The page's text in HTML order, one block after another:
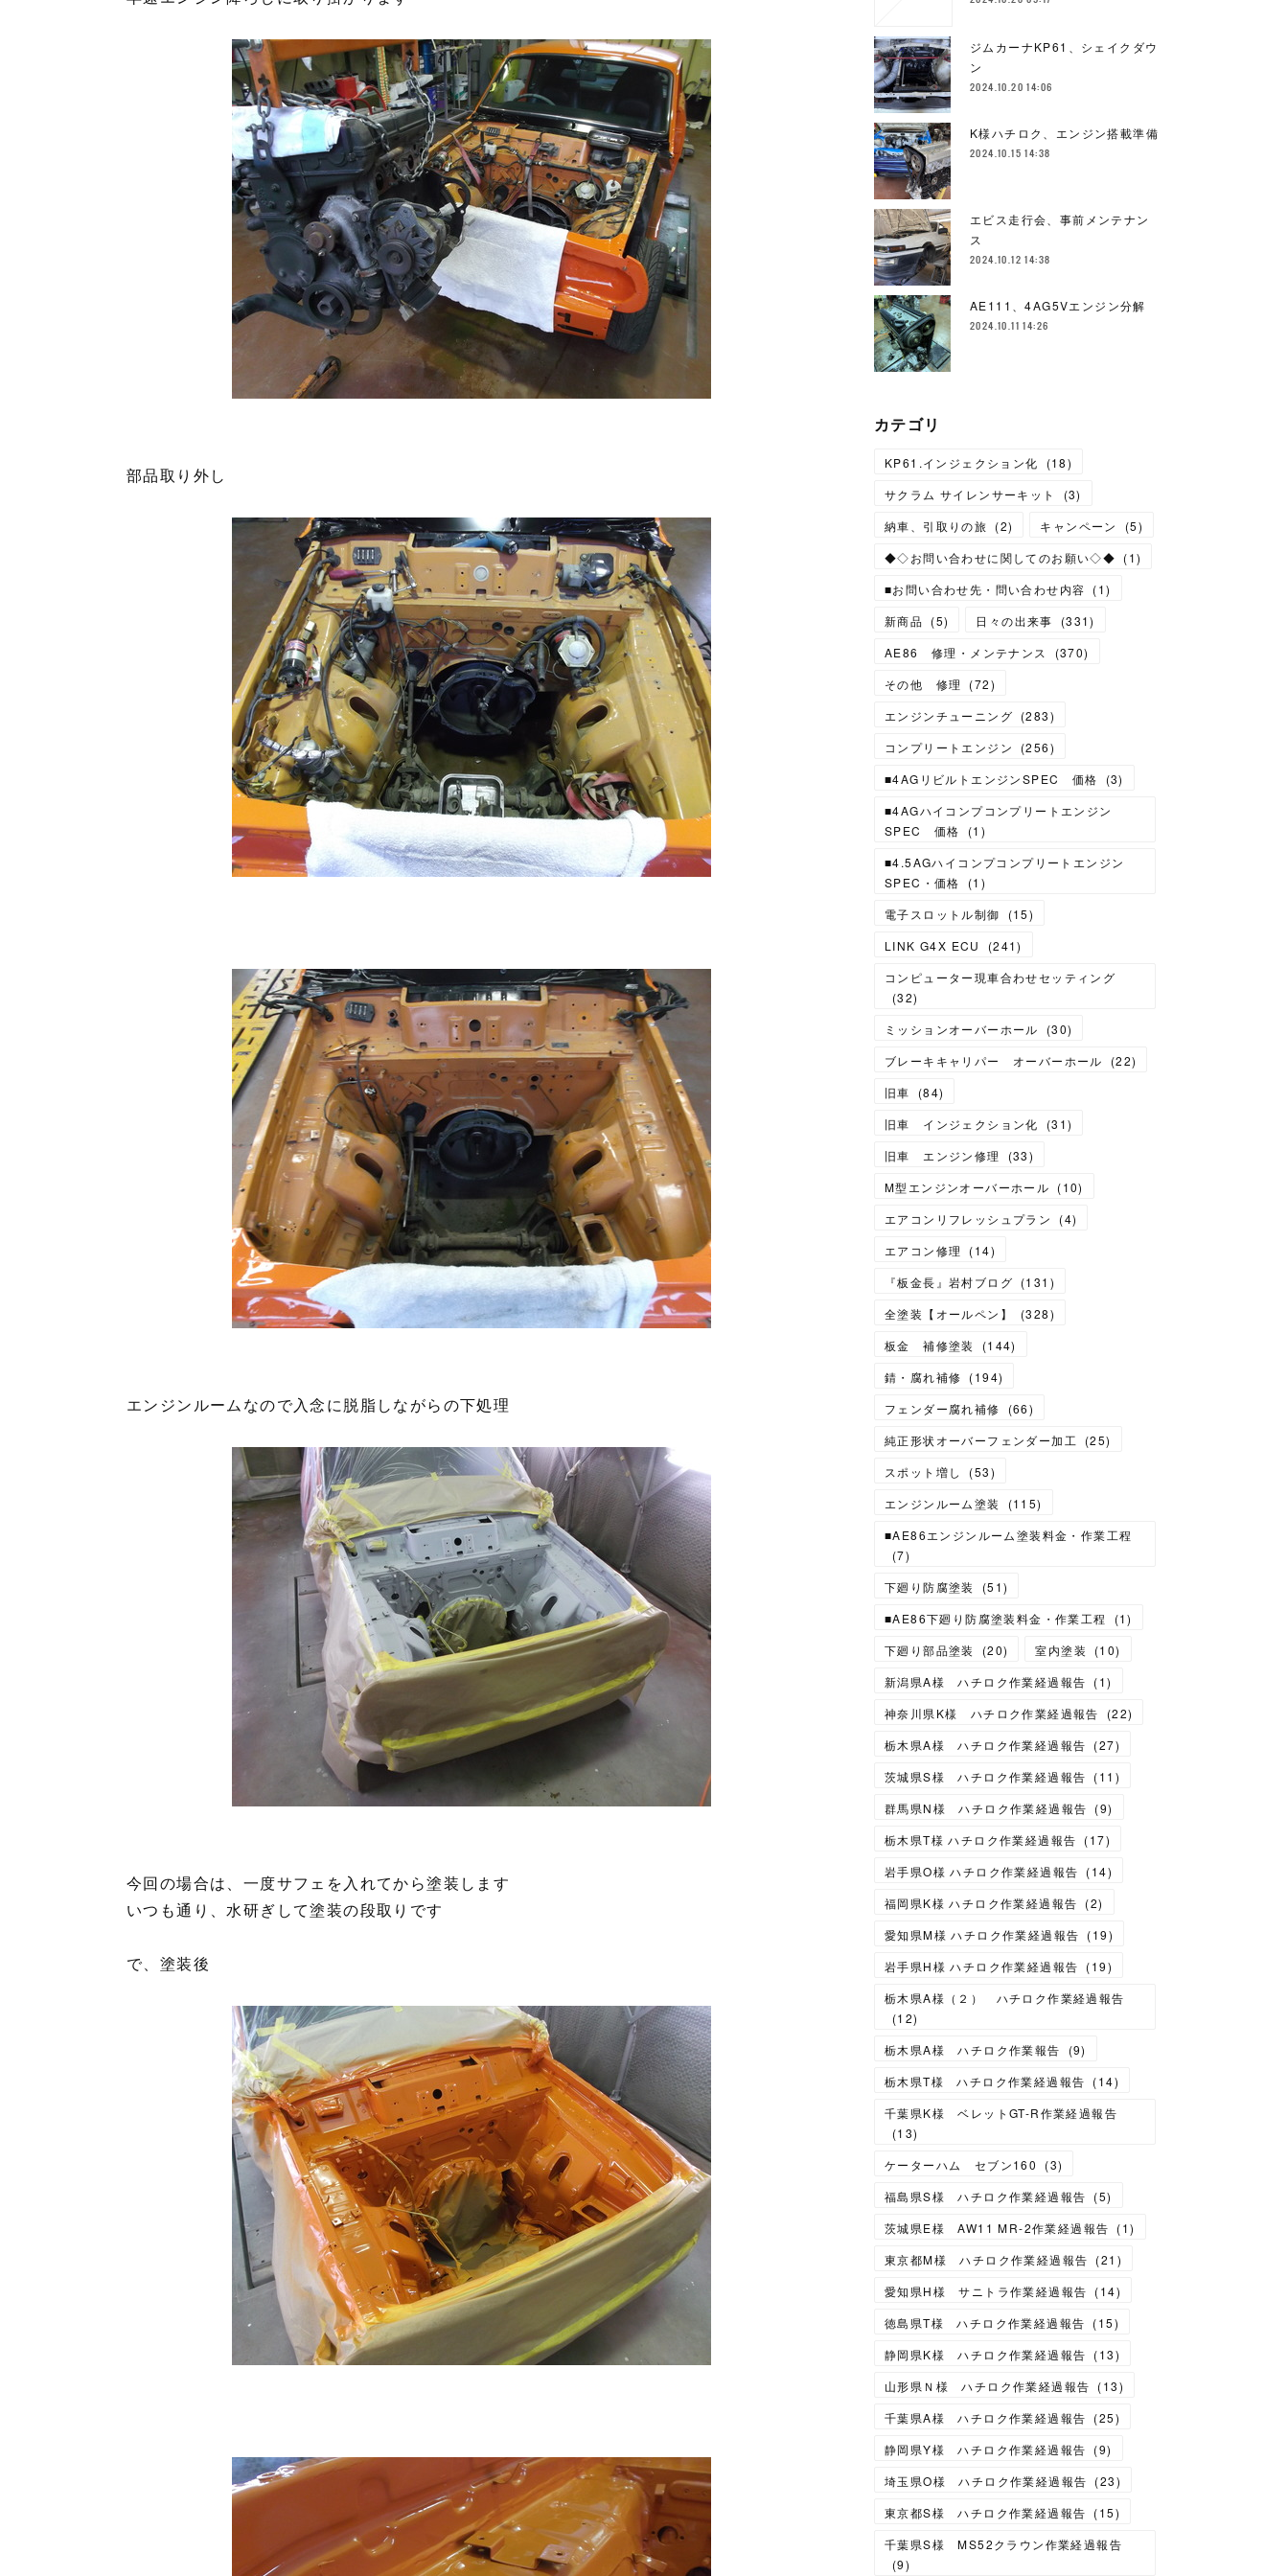
部品取り外し
エンジンルームなので入念に脱脂しながらの下処理
今回の場合は、一度サフェを入れてから塗装します
いつも通り、水研ぎして塗装の段取りです
で、塗装後
ジムカーナKP61、シェイクダウ
ン
2024.10.20 14:06
K様ハチロク、エンジン搭載準備
2024.10.15 14:38
エビス走行会、事前メンテナン
ス
2024.10.12 14:38
AE111、4AG5Vエンジン分解
2024.10.11 14:26
カテゴリ
KP61.インジェクション化 (18)
サクラム サイレンサーキット
(3)
納車、引取りの旅 (2) キャンペーン (5)
◆◇お問い合わせに関してのお願い◇◆ (1)
■お問い合わせ先・問い合わせ内容 (1)
新商品 (5) 日々の出来事 (331)
AE86 修理・メンテナンス
(370)
その他 修理
(72)
エンジンチューニング (283)
コンプリートエンジン
(256)
■4AGリビルトエンジンSPEC 価格
(3)
■4AGハイコンプコンプリートエンジン
SPEC 価格
(1 )
■4.5AGハイコンプコンプリートエンジン
SPEC・価格
(1 )
電子スロットル制御
(15)
LINK G4X ECU
(241)
コンピューター現車合わせセッティング
(32)
ミッションオーバーホール
(30)
ブレーキキャリパー オーバーホール
(22)
旧車
(84)
旧車 インジェクション化
(31)
旧車 エンジン修理
(33)
M型エンジンオーバーホール (10)
エアコンリフレッシュプラン
(4)
エアコン修理
(14)
『板金長』岩村ブログ (131 )
全塗装【オールペン】
(328)
板金 補修塗装
(144)
錆・腐れ補修 (194)
フェンダー腐れ補修
(66)
純正形状オーバーフェンダー加工
(25)
スポット増し
(53)
エンジンルーム塗装
(115)
■AE86エンジンルーム塗装料金・作業工程
(7)
下廻り防腐塗装
(51)
■AE86下廻り防腐塗装料金・作業工程
(1)
下廻り部品塗装
(20) 室内塗装 (10)
新潟県A様 ハチロク作業経過報告 (1)
神奈川県K様 ハチロク作業経過報告
(22)
栃木県A様 ハチロク作業経過報告 (27)
茨城県S様 ハチロク作業経過報告 (11 )
群馬県N様 ハチロク作業経過報告 (9)
栃木県T様 ハチロク作業経過報告 (17)
岩手県O様 ハチロク作業経過報告 (14)
福岡県K様 ハチロク作業経過報告 (2)
愛知県M様 ハチロク作業経過報告 (19)
岩手県H様 ハチロク作業経過報告 (19)
栃木県A様（２） ハチロク作業経過報告
(12)
栃木県A様 ハチロク作業報告
(9)
栃木県T様 ハチロク作業経過報告 (14)
千葉県K様 ベレットGT-R作業経過報告
(13)
ケーターハム セブン160
(3)
福島県S様 ハチロク作業経過報告 (5)
茨城県E様 AW11 MR-2作業経過報告 (1)
東京都M様 ハチロク作業経過報告 (21 )
愛知県H様 サニトラ作業経過報告 (14)
徳島県T様 ハチロク作業経過報告 (15)
静岡県K様 ハチロク作業経過報告 (13)
山形県Ｎ様 ハチロク作業経過報告 (13)
千葉県A様 ハチロク作業経過報告 (25)
静岡県Y様 ハチロク作業経過報告 (9)
埼玉県O様 ハチロク作業経過報告 (23)
東京都S様 ハチロク作業経過報告 (15)
千葉県S様 MS52クラウン作業経過報告
(9)